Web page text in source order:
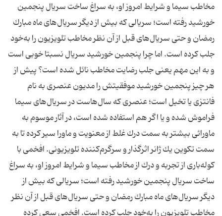
مخاطب سیما و شرایط امروز او، به سراغ ساخت سریال پنجمین
خورشید رفته است؛ سریالی كه بیش از دیگر سریال‌های ماه مبارك
رمضان و حتی سریال‌های قبل از آن نظر مخاطب تلویزیون را به‌خود
جلب كرده است. اما چرا پنجمین خورشید سریال نسبتا خوبی است
و به این مهم یعنی جلب رضایت مخاطب نائل شده است؟ پیش از
هر چیز پنجمین خورشید موفقیتش را مدیون عنصری به نام
فانتزی یا تخیل است؛ عنصری كه سال‌هاست در سریال‌های سیما
فراموش شده و یا اگر هم استفاده شده است، در آثار موسوم به
ماورائی بیشتر به سمت درك غلط از معنویت و ماورا سیر كرده تا به
سمت تكوین یك ژانر اثر‌گذار و سرگرم‌كننده تلویزیونی. افخمی با
كوله‌باری از تجربه و درك از مخاطب سیما و شرایط امروز او، به سراغ
ساخت سریال پنجمین خورشید رفته است؛ سریالی كه بیش از
دیگر سریال‌های ماه مبارك رمضان و حتی سریال‌های قبل از آن نظر
مخاطب تلویزیون را به‌خود جلب كرده است. افخمی سعی كرده